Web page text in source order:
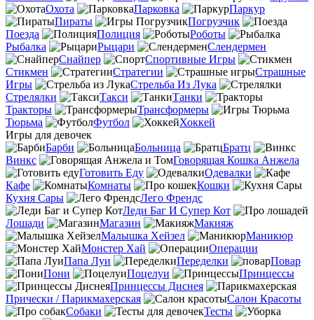
Охота
Парковка
Паркур
Пираты
Погрузчик
Поезда
Полиция
Роботы
Рыбалка
Рыцари
Слендермен
Снайпер
Спортивные Игры
Стикмен
Стратегии
Страшные
Игры
Стрельба Из Лука
Стрелялки
Такси
Танки
Тракторы
Трансформеры
Тюрьма
Футбол
Хоккей
Игры для девочек
Барби
Больница
Братц
Винкс
Говорящая Кошка Анжела
Готовить Еду
Одевалки
Кафе
Комнаты
Кошки
Кухня Сары
Лего Френдс
Леди Баг И Супер Кот
Лошади
Магазин
Макияж
Малышка Хейзел
Маникюр
Монстер Хай
Операции
Папа Луи
Переделки
Повар
Пони
Поцелуи
Принцессы
Принцессы Диснея
Прически / Парикмахерская
Салон Красоты
Собаки
Тесты